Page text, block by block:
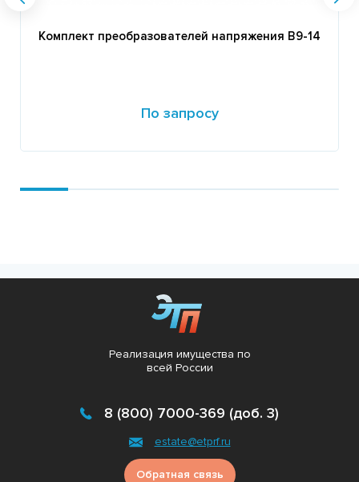
Комплект преобразователей напряжения В9-14
По запросу
Реализация имущества по
всей России
8 (800) 7000-369 (доб. 3)
estate@etprf.ru
Обратная связь